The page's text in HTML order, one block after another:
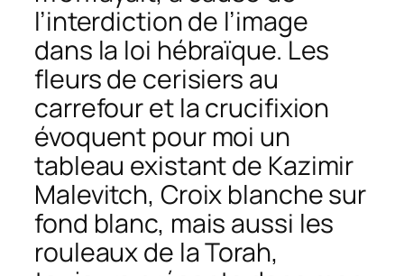
l’interdiction de l’image
dans la loi hébraïque. Les
fleurs de cerisiers au
carrefour et la crucifixion
évoquent pour moi un
tableau existant de Kazimir
Malevitch, Croix blanche sur
fond blanc, mais aussi les
rouleaux de la Torah,